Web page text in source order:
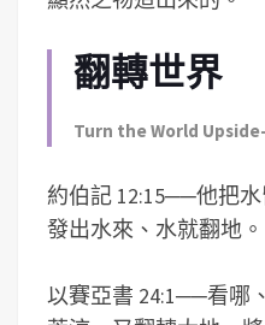
翻轉世界
Turn the World
約伯記 12:15──他把
發出水來、水就翻地。
以賽亞書 24:1──看哪